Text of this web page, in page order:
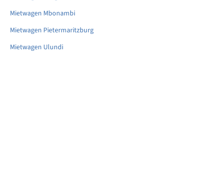
Mietwagen Mbonambi
Mietwagen Pietermaritzburg
Mietwagen Ulundi